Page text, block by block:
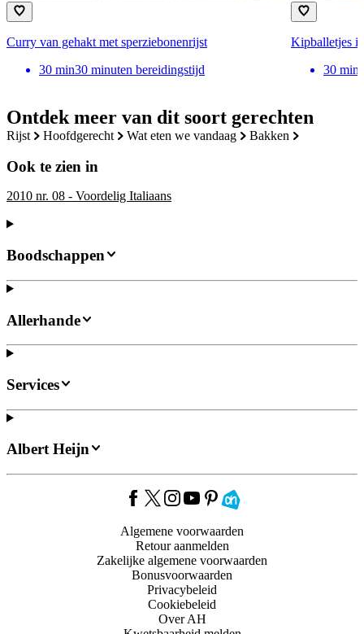
Ontdek meer van dit soort gerechten
rijst hoofdgerecht wat eten we vandaag bakken
Ook te zien in
2010 nr. 08 - Voordelig Italiaans
Curry van gehakt met sperziebonenrijst
30 min30 minuten bereidingstijd
Kipballetjes
30 min
Boodschappen
Allerhande
Services
Albert Heijn
Algemene voorwaarden
Retour aanmelden
Zakelijke algemene voorwaarden
Bonusvoorwaarden
Privacybeleid
Cookiebeleid
Over AH